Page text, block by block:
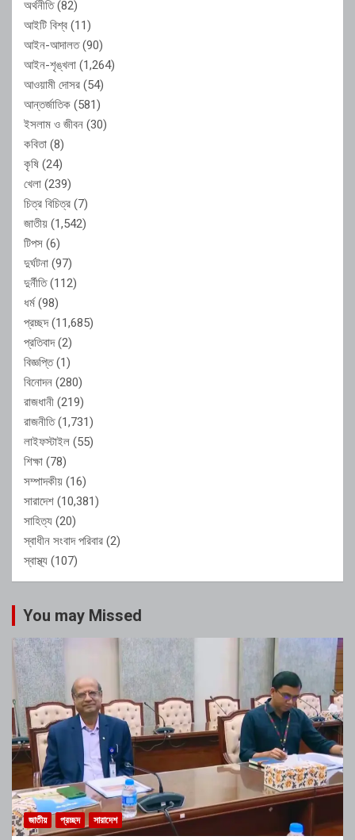
অর্থনীতি(82)
আইটি বিশ্ব (11)
আইন-আদালত(90)
আইন-শৃঙ্খলা (1,264)
আওয়ামী দোসর (54)
আন্তর্জাতিক (581)
ইসলাম ও জীবন (30)
কবিতা (8)
কৃষি (24)
খেলা (239)
চিত্র বিচিত্র (7)
জাতীয় (1,542)
টিপস (6)
দুর্ঘটনা (97)
দুর্নীতি(112)
ধর্ম(98)
প্রচ্ছদ(11,685)
প্রতিবাদ(2)
বিজ্ঞপ্তি(1)
বিনোদন (280)
রাজধানী (219)
রাজনীতি(1,731)
লাইফস্টাইল (55)
শিক্ষা (78)
সম্পাদকীয় (16)
সারাদেশ (10,381)
সাহিত্য (20)
স্বাধীন সংবাদ পরিবার (2)
স্বাস্থ্য (107)
You may Missed
জাতীয় প্রচ্ছদ সারাদেশ